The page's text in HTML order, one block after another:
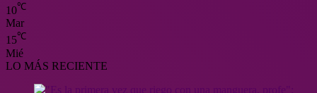
10℃
Mar
15℃
Mié
LO MÁS RECIENTE